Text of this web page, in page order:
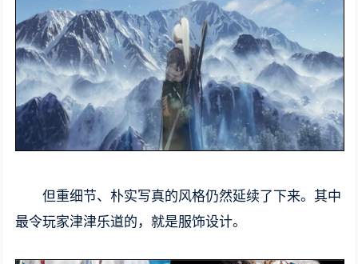
但重细节、朴实写真的风格仍然延续了下来。其中
最令玩家津津乐道的，就是服饰设计。